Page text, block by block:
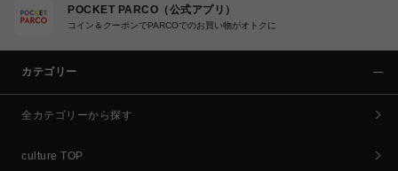
POCKET PARCO（公式アプリ）
コイン＆クーポンでPARCOでのお買い物がオトクに
カテゴリー
全カテゴリーから探す
culture TOP